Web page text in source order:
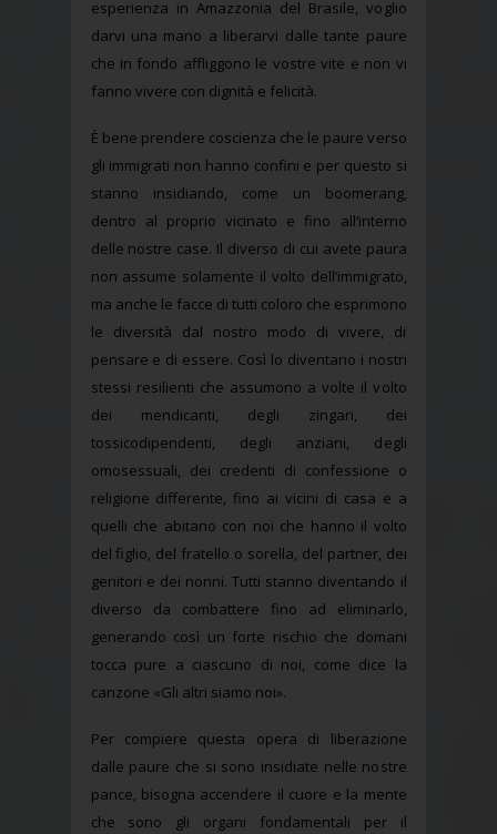
esperienza in Amazzonia del Brasile, voglio
darvi una mano a liberarvi dalle tante paure
che in fondo affliggono le vostre vite e non vi
fanno vivere con dignità e felicità.
È bene prendere coscienza che le paure verso
gli immigrati non hanno confini e per questo si
stanno insidiando, come un boomerang,
dentro al proprio vicinato e fino all’interno
delle nostre case. Il diverso di cui avete paura
non assume solamente il volto dell’immigrato,
ma anche le facce di tutti coloro che esprimono
le diversità dal nostro modo di vivere, di
pensare e di essere. Così lo diventano i nostri
stessi resilienti che assumono a volte il volto
dei mendicanti, degli zingari, dei
tossicodipendenti, degli anziani, degli
omosessuali, dei credenti di confessione o
religione differente, fino ai vicini di casa e a
quelli che abitano con noi che hanno il volto
del figlio, del fratello o sorella, del partner, dei
genitori e dei nonni. Tutti stanno diventando il
diverso da combattere fino ad eliminarlo,
generando così un forte rischio che domani
tocca pure a ciascuno di noi, come dice la
canzone «Gli altri siamo noi».
Per compiere questa opera di liberazione
dalle paure che si sono insidiate nelle nostre
pance, bisogna accendere il cuore e la mente
che sono gli organi fondamentali per il